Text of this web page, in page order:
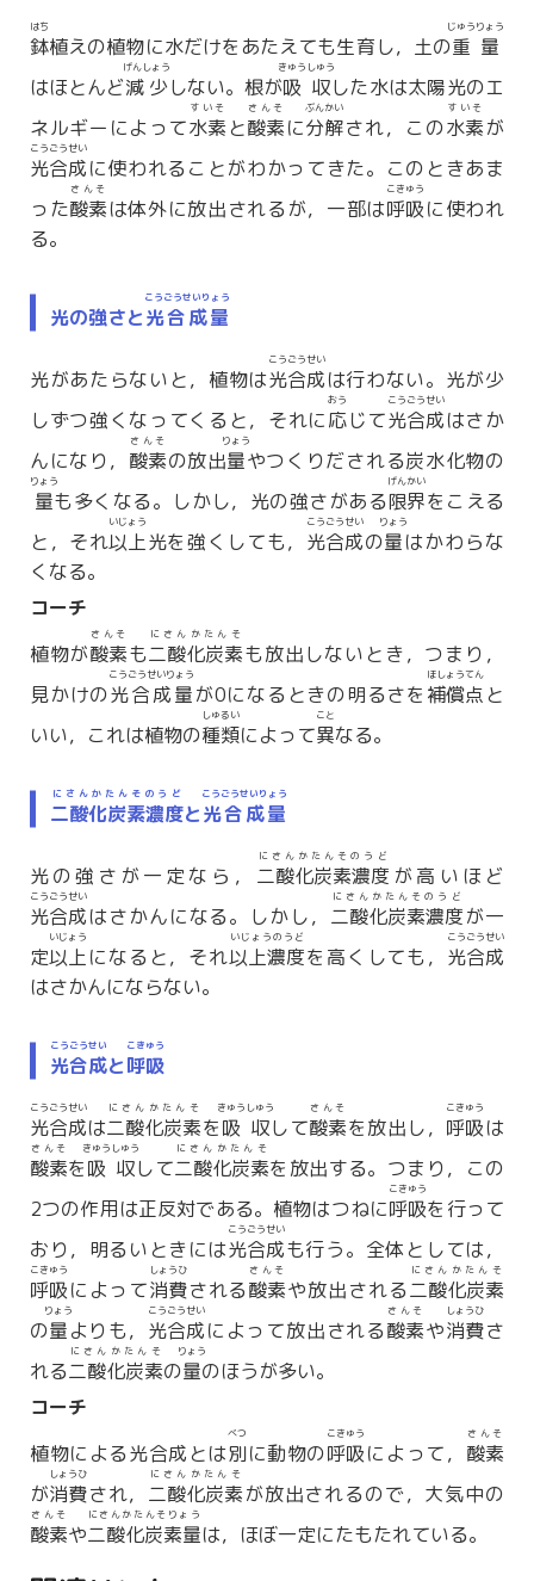
鉢
はち
植えの植物に水だけをあたえても生育し，土の重量
じゅうりょう
はほとんど減少
げんしょう
しない。根が吸収
きゅうしゅう
した水は太陽光のエ
ネルギーによって水素
すいそ
と酸素
さんそ
に分解
ぶんかい
され，この水素
すいそ
が
光合成
こうごうせい
に使われることがわかってきた。このときあま
った酸素
さんそ
は体外に放出されるが，一部は呼吸
こきゅう
に使われ
る。
光の強さと光合成量
こうごうせいりょう
光があたらないと，植物は光合成
こうごうせい
は行わない。光が少
しずつ強くなってくると，それに応
おう
じて光合成
こうごうせい
はさか
んになり， 酸素
さんそ
の放出量
りょう
やつくりだされる炭水化物の
量
りょう
も多くなる。しかし，光の強さがある限界
げんかい
をこえる
と，それ以上
いじょう
光を強くしても， 光合成
こうごうせい
の量
りょう
はかわらな
くなる。
コーチ
植物が酸素
さんそ
も二酸化炭素
にさんかたんそ
も放出しないとき，つまり，
見かけの光合成量
こうごうせいりょう
が0になるときの明るさを 補償点
ほしょうてん
と
いい，これは植物の種類
しゅるい
によって異
こと
なる。
二酸化炭素濃度
にさんかたんそのうど
と光合成量
こうごうせいりょう
光の強さが一定なら， 二酸化炭素濃度
にさんかたんそのうど
が高いほど
光合成
こうごうせい
はさかんになる。しかし， 二酸化炭素濃度
にさんかたんそのうど
が一
定以上
いじょう
になると，それ以上濃度
いじょうのうど
を高くしても， 光合成
こうごうせい
はさかんにならない。
光合成
こうごうせい
と呼吸
こきゅう
光合成
こうごうせい
は二酸化炭素
にさんかたんそ
を吸収
きゅうしゅう
して酸素
さんそ
を放出し， 呼吸
こきゅう
は
酸素
さんそ
を吸収
きゅうしゅう
して二酸化炭素
にさんかたんそ
を放出する。つまり，この
2つの作用は正反対である。植物はつねに呼吸
こきゅう
を行って
おり，明るいときには光合成
こうごうせい
も行う。全体としては，
呼吸
こきゅう
によって消費
しょうひ
される酸素
さんそ
や放出される二酸化炭素
にさんかたんそ
の量
りょう
よりも， 光合成
こうごうせい
によって放出される酸素
さんそ
や消費
しょうひ
さ
れる二酸化炭素
にさんかたんそ
の量
りょう
のほうが多い。
コーチ
植物による光合成とは別
べつ
に動物の呼吸
こきゅう
によって， 酸素
さんそ
が消費
しょうひ
され， 二酸化炭素
にさんかたんそ
が放出されるので，大気中の
酸素
さんそ
や二酸化炭素量
にさんかたんそりょう
は，ほぼ一定にたもたれている。